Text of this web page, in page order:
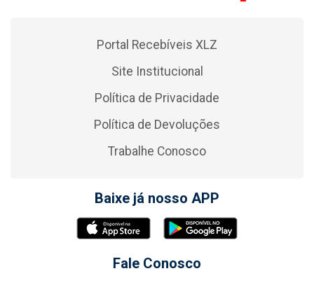
Portal Recebíveis XLZ
Site Institucional
Política de Privacidade
Política de Devoluções
Trabalhe Conosco
Baixe já nosso APP
Fale Conosco